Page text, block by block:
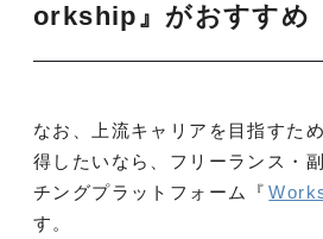
orkship』がおすすめ
なお、上流キャリアを目指すた
得したいなら、フリーランス・
チングプラットフォーム『
す。